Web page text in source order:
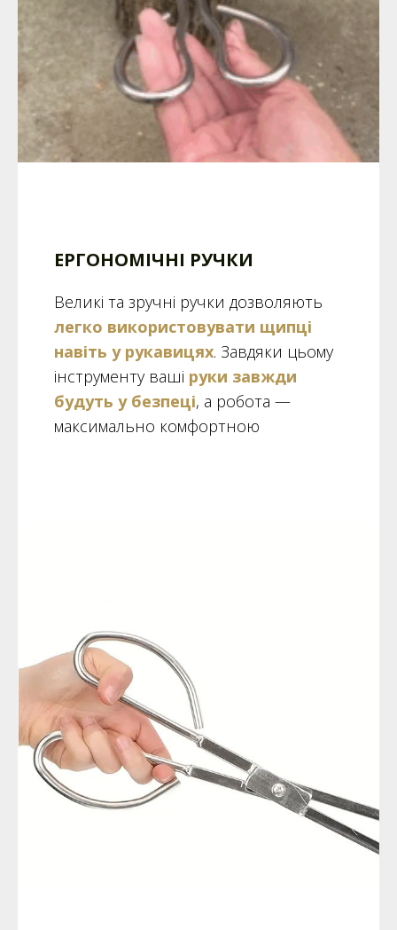
ЕРГОНОМІЧНІ РУЧКИ
Великі та зручні ручки дозволяють
легко використовувати щипці
навіть у рукавицях. Завдяки цьому
інструменту ваші руки завжди
будуть у безпеці, а робота —
максимально комфортною